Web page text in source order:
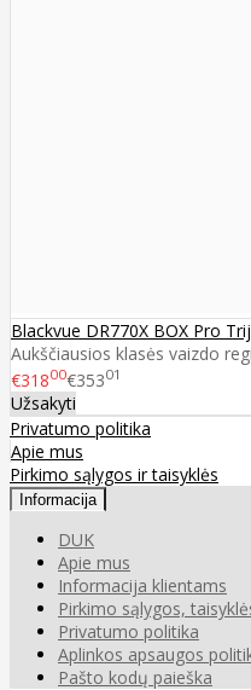
Blackvue DR770X BOX Pro
Aukščiausios klasės vaizdo
€31800€35301
Užsakyti
Privatumo politika
Apie mus
Pirkimo sąlygos ir taisyklės
Informacija
DUK
Apie mus
Informacija klientams
Pirkimo sąlygos,
Privatumo politika
Aplinkos apsaugos
Pašto kodų paieška